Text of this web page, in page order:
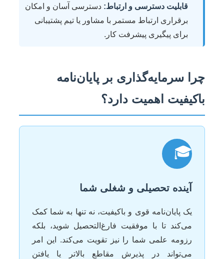
قابلیت دسترسی و ارتباط: دسترسی آسان و امکان
برقراری ارتباط مستمر با مشاور یا تیم پشتیبانی
برای پیگیری پیشرفت کار.
چرا سرمایه‌گذاری بر پایان‌نامه
باکیفیت اهمیت دارد؟
🎓
آینده تحصیلی و شغلی شما
یک پایان‌نامه قوی و باکیفیت، نه تنها به شما کمک
می‌کند تا با موفقیت فارغ‌التحصیل شوید، بلکه
رزومه علمی شما را نیز تقویت می‌کند. این امر
می‌تواند در پذیرش مقاطع بالاتر یا یافتن